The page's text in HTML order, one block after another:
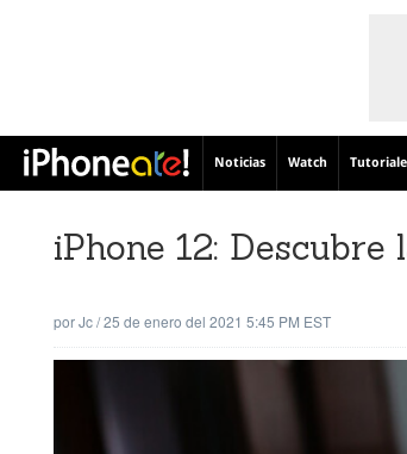
Noticias Watch
iPhone 12:
porJc/25 de enero del 2021 5:45 PM EST